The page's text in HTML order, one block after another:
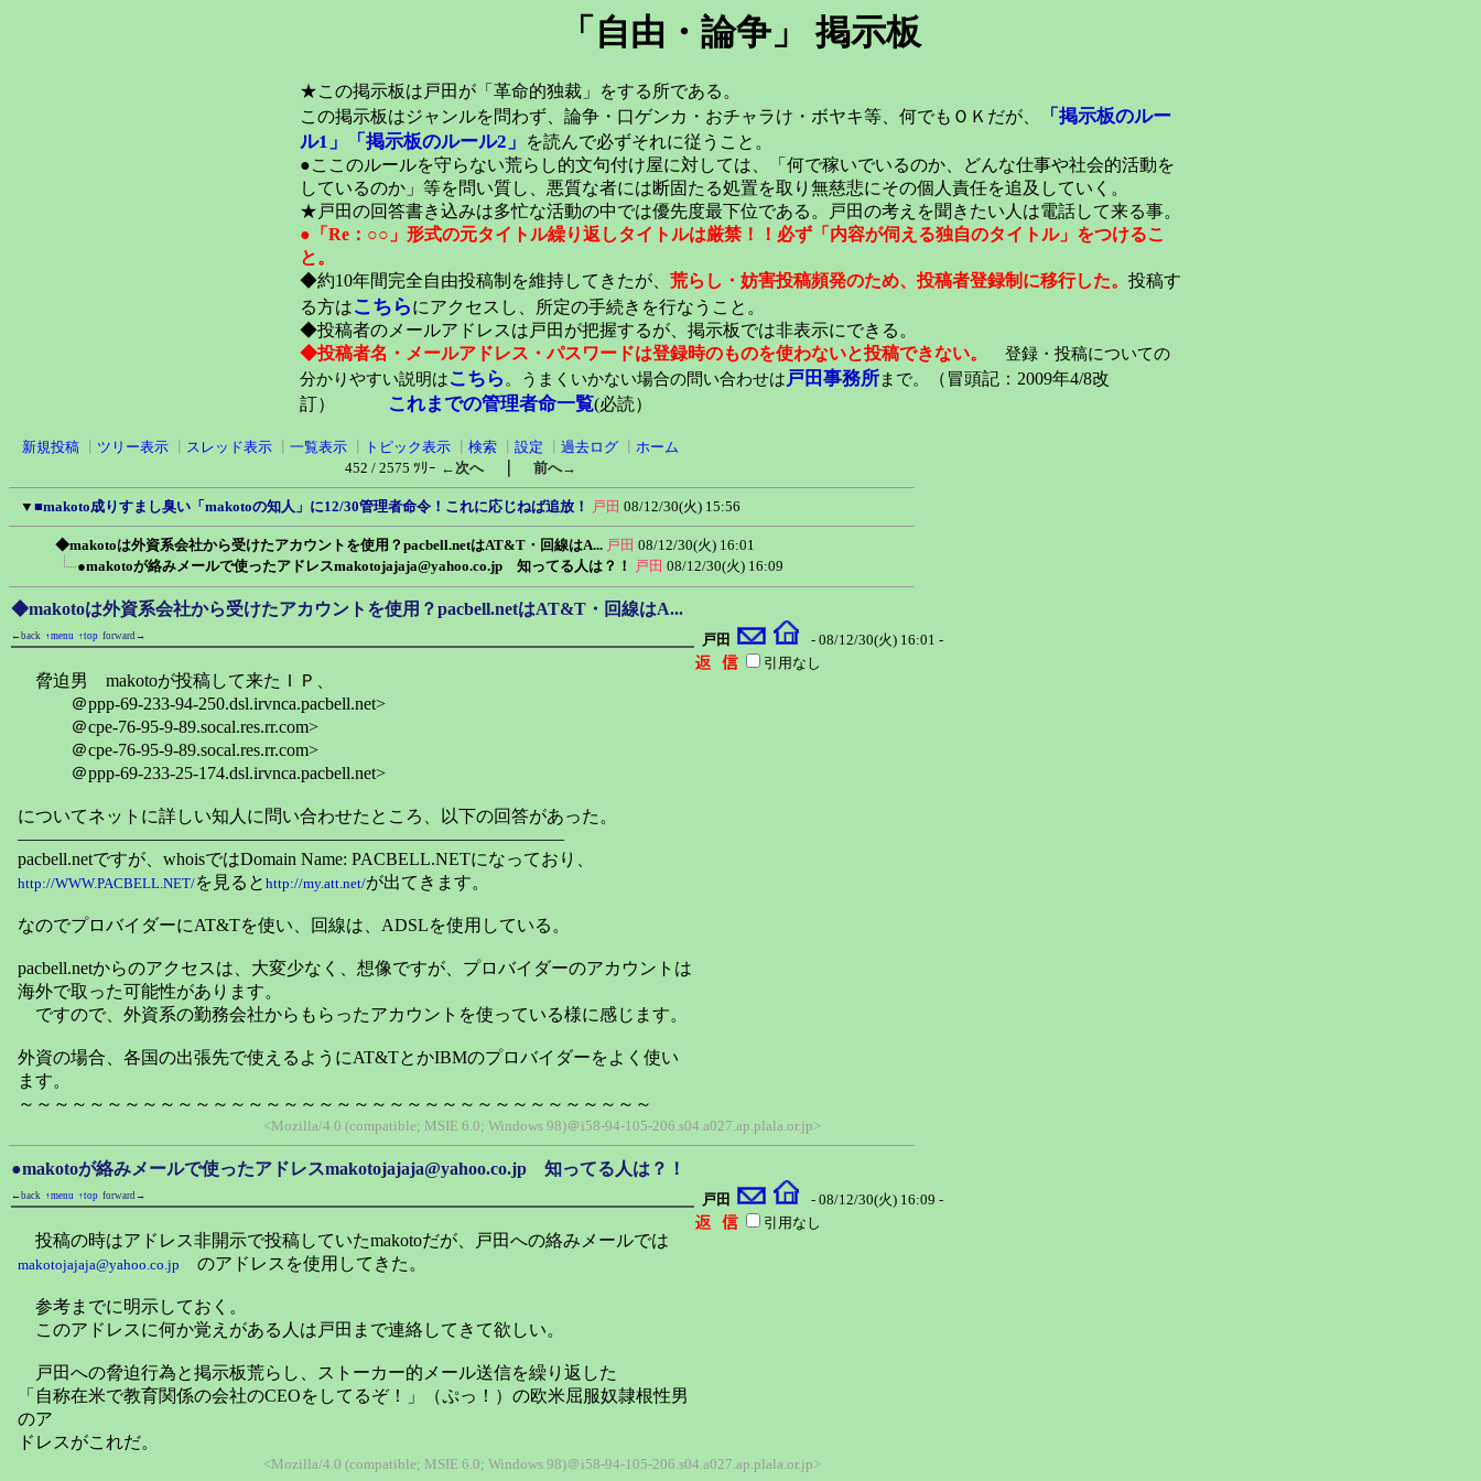
「自由・論争」 掲示板
★この掲示板は戸田が「革命的独裁」をする所である。
この掲示板はジャンルを問わず、論争・口ゲンカ・おチャラけ・ボヤキ等、何でもＯＫだが、
「掲示板のルー
ル1」
「掲示板のルール2」
を読んで必ずそれに従うこと。
●ここのルールを守らない荒らし的文句付け屋に対しては、「何で稼いでいるのか、どんな仕事や社会的活動を
しているのか」等を問い質し、悪質な者には断固たる処置を取り無慈悲にその個人責任を追及していく。
★戸田の回答書き込みは多忙な活動の中では優先度最下位である。戸田の考えを聞きたい人は電話して来る事。
●「Re：○○」形式の元タイトル繰り返しタイトルは厳禁！！必ず「内容が伺える独自のタイトル」をつけるこ
と。
◆約10年間完全自由投稿制を維持してきたが、 荒らし・妨害投稿頻発のため、投稿者登録制に移行した。 投稿す
る方はこちらにアクセスし、所定の手続きを行なうこと。
◆投稿者のメールアドレスは戸田が把握するが、掲示板では非表示にできる。
◆投稿者名・メールアドレス・パスワードは登録時のものを使わないと投稿できない。
登録・投稿についての
分かりやすい説明はこちら。うまくいかない場合の問い合わせは戸田事務所まで。
（冒頭記：2009年4/8改
訂）
これまでの管理者命一覧(必読）
新規投稿 ツリー表示 スレッド表示 一覧表示 トピック表示 検索 設定 過去ログ
ホーム
452 / 2575 ﾂﾘｰ ←次へ｜ 前へ→
▼ ■makoto成りすまし臭い「makotoの知人」に12/30管理者命令！これに応じねば追放！ 戸田 08/12/30(火) 15:56
◆makotoは外資系会社から受けたアカウントを使用？pacbell.netはAT&T・回線はA... 戸田 08/12/30(火) 16:01
●makotoが絡みメールで使ったアドレスmakotojajaja@yahoo.co.jp 知ってる人は？！
戸田 08/12/30(火) 16:09
◆makotoは外資系会社から受けたアカウントを使用？pacbell.netはAT&T・回線はA...
←back ↑menu ↑top forward→ 戸田 - 08/12/30(火) 16:01 -
脅迫男 makotoが投稿して来たＩＰ、
＠ppp-69-233-94-250.dsl.irvnca.pacbell.net>
＠cpe-76-95-9-89.socal.res.rr.com>
＠cpe-76-95-9-89.socal.res.rr.com>
＠ppp-69-233-25-174.dsl.irvnca.pacbell.net>
についてネットに詳しい知人に問い合わせたところ、以下の回答があった。
―――――――――――――――――――――――――――――――
pacbell.netですが、whoisではDomain Name: PACBELL.NETになっており、
http://WWW.PACBELL.NET/を見ると http://my.att.net/が出てきます。
なのでプロバイダーにAT&Tを使い、回線は、ADSLを使用している。
pacbell.netからのアクセスは、大変少なく、想像ですが、プロバイダーのアカウントは
海外で取った可能性があります。
ですので、外資系の勤務会社からもらったアカウントを使っている様に感じます。
外資の場合、各国の出張先で使えるようにAT&TとかIBMのプロバイダーをよく使い
ます。
～～～～～～～～～～～～～～～～～～～～～～～～～～～～～～～～～～～～
引用なし
<Mozilla/4.0 (compatible; MSIE 6.0; Windows 98)＠i58-94-105-206.s04.a027.ap.plala.or.jp>
●makotoが絡みメールで使ったアドレスmakotojajaja@yahoo.co.jp 知ってる人は？！
←back ↑menu ↑top forward→ 戸田 - 08/12/30(火) 16:09 -
投稿の時はアドレス非開示で投稿していたmakotoだが、戸田への絡みメールでは
makotojajaja@yahoo.co.jp のアドレスを使用してきた。
参考までに明示しておく。
このアドレスに何か覚えがある人は戸田まで連絡してきて欲しい。
戸田への脅迫行為と掲示板荒らし、ストーカー的メール送信を繰り返した
「自称在米で教育関係の会社のCEOをしてるぞ！」（ぷっ！）の欧米屈服奴隷根性男
のア
ドレスがこれだ。
引用なし
<Mozilla/4.0 (compatible; MSIE 6.0; Windows 98)＠i58-94-105-206.s04.a027.ap.plala.or.jp>